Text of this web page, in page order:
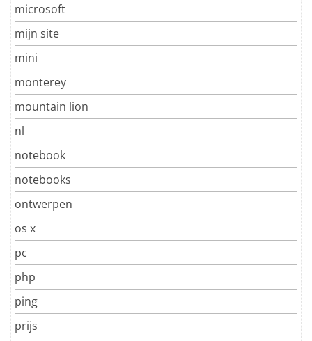
microsoft
mijn site
mini
monterey
mountain lion
nl
notebook
notebooks
ontwerpen
os x
pc
php
ping
prijs